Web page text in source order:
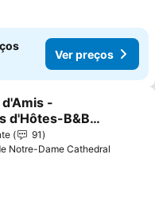
Ver preços
aos favoritos
-
d'Hôtes-B&B-
91
Notre-Dame Cathedral